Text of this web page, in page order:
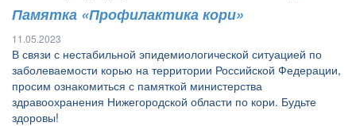
Памятка «Профилактика кори»
11.05.2023
В связи с нестабильной эпидемиологической ситуацией по
заболеваемости корью на территории Российской Федерации,
просим ознакомиться с памяткой министерства
здравоохранения Нижегородской области по кори. Будьте
здоровы!